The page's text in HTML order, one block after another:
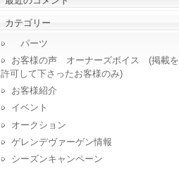
カテゴリー
パーツ
お客様の声 オーナーズボイス (掲載を
許可して下さったお客様のみ)
お客様紹介
イベント
オークション
ゲレンデヴァーゲン情報
シーズンキャンペーン